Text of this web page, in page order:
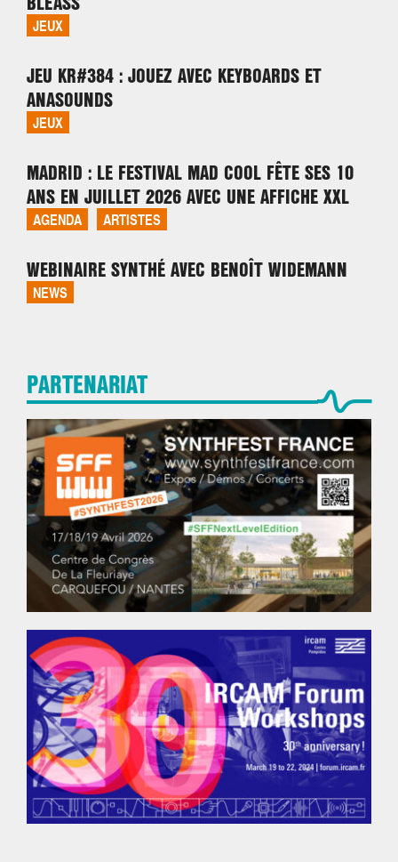
JEUX
JEU KR#384 : JOUEZ AVEC KEYBOARDS ET
ANASOUNDS
JEUX
MADRID : LE FESTIVAL MAD COOL FÊTE SES 10
ANS EN JUILLET 2026 AVEC UNE AFFICHE XXL
AGENDA ARTISTES
WEBINAIRE SYNTHÉ AVEC BENOÎT WIDEMANN
NEWS
PARTENARIAT